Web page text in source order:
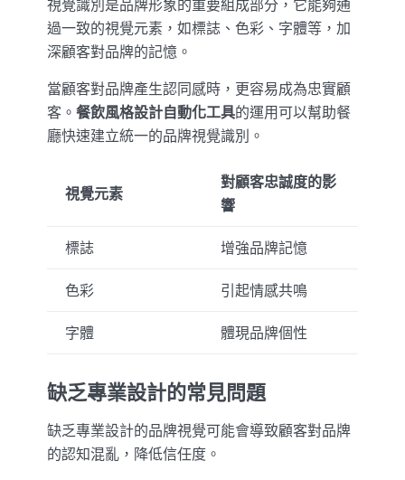
視覺識別是品牌形象的重要組成部分，它能夠通
過一致的視覺元素，如標誌、色彩、字體等，加
深顧客對品牌的記憶。
當顧客對品牌產生認同感時，更容易成為忠實顧
客。 餐飲風格設計自動化工具的運用可以幫助餐
廳快速建立統一的品牌視覺識別。
視覺元素
對顧客忠誠度的影
響
標誌 增強品牌記憶
色彩 引起情感共鳴
字體 體現品牌個性
缺乏專業設計的常見問題
缺乏專業設計的品牌視覺可能會導致顧客對品牌
的認知混亂，降低信任度。